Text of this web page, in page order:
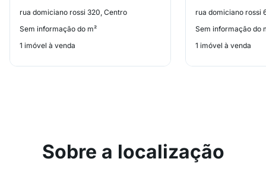
rua domiciano rossi 320, Centro
Sem informação do m²
1 imóvel à venda
rua domiciano rossi
Sem informação do
1 imóvel à venda
Sobre a localização